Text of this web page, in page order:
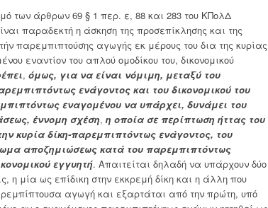
των άρθρων 69 § 1 περ. ε, 88 και 283 του ΚΠολΔ
παραδεκτή η άσκηση της προσεπίκλησης και της
παρεμπιπτούσης αγωγής εκ μέρους του δια της κυρίας
εναντίον του απλού ομοδίκου του, δικονομικού
, όμως, για να είναι νόμιμη, μεταξύ του
ενάγοντος και του δικονομικού του
εναγομένου να υπάρχει, δυνάμει του
έννομη σχέση,η οποία σε περίπτωση ήττας του
κυρία δίκη-παρεμπιπτόντως ενάγοντος, του
αποζημιώσεως κατά του παρεμπιπτόντως
εγγυητή. Απαιτείται δηλαδή να υπάρχουν δύο
η μία ως επίδικη στην εκκρεμή δίκη και η άλλη που
αγωγή και εξαρτάται από την πρώτη, υπό